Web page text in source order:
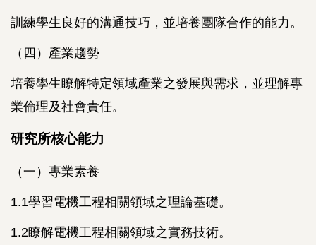
訓練學生良好的溝通技巧，並培養團隊合作的能力。
（四）產業趨勢
培養學生瞭解特定領域產業之發展與需求，並理解專
業倫理及社會責任。
研究所核心能力
（一）專業素養
1.1學習電機工程相關領域之理論基礎。
1.2瞭解電機工程相關領域之實務技術。